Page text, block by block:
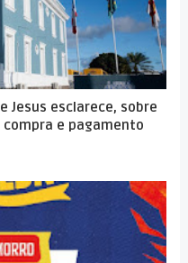
Jesus esclarece, sobre
e pagamento